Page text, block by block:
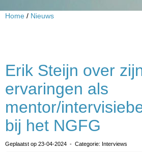
Home / Nieuws
Erik Steijn over
ervaringen als
mentor/
bij het NGFG
Geplaatst op 23-04-2024 - Categorie: Interviews